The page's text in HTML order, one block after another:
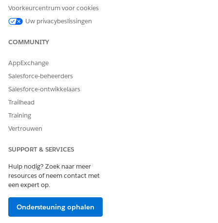
Selecteer bij Bronveld het aangepaste veld.
Selecteer optioneel de tekengrootte.
gegevens op of gebruik
HEEFT DIT ARTIKEL UW PROBLEEM OPGELOST?
Laat ons weten wat we kunnen doen om te verbeteren!
Voorkeurcentrum voor cookies
Uw privacybeslissingen
COMMUNITY
AppExchange
Salesforce-beheerders
Salesforce-ontwikkelaars
Trailhead
Training
Vertrouwen
SUPPORT & SERVICES
Hulp nodig? Zoek naar meer
resources of neem contact met
een expert op.
Ondersteuning ophalen